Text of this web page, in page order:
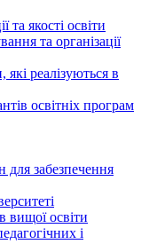
та якості освіти
та організації
які реалізуються в
освітніх програм
для забезпечення
вищої освіти
і